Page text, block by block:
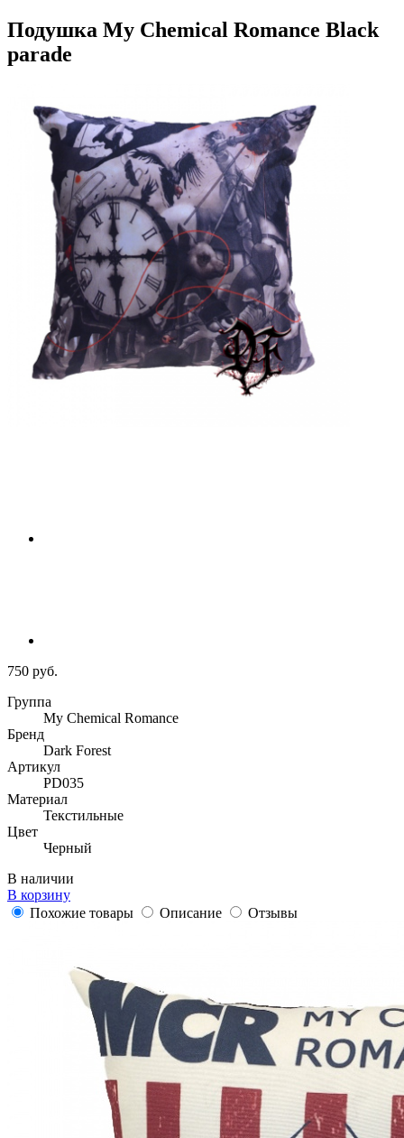
Подушка My Chemical Romance Black
parade
750 руб.
Группа
My Chemical Romance
Бренд
Dark Forest
Артикул
PD035
Материал
Текстильные
Цвет
Черный
В наличии
В корзину
Похожие товары
Описание Отзывы